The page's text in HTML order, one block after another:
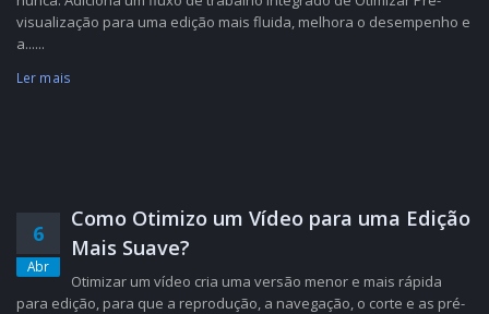
visualização para uma edição mais fluida, melhora o desempenho e
a......
Ler mais
6
Abr
Como Otimizo um Vídeo para uma Edição
Mais Suave?
Otimizar um vídeo cria uma versão menor e mais rápida
para edição, para que a reprodução, a navegação, o corte e as pré-